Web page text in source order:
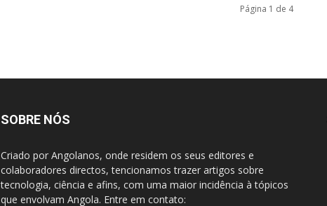
Página 1 de 4
SOBRE NÓS
Criado por Angolanos, onde residem os seus editores e
colaboradores directos, tencionamos trazer artigos sobre
tecnologia, ciência e afins, com uma maior incidência à tópicos
que envolvam Angola. Entre em contato: